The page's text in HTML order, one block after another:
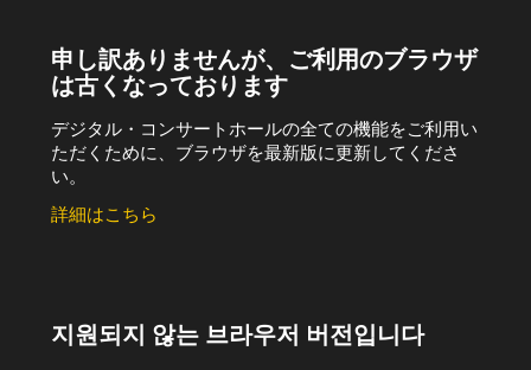
申し訳ありませんが、ご利用のブラウザ
は古くなっております
デジタル・コンサートホールの全ての機能をご利用い
ただくために、ブラウザを最新版に更新してくださ
い。
詳細はこちら
지원되지 않는 브라우저 버전입니다